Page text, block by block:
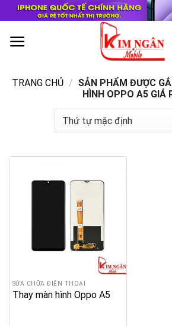
Skip
to
content
TRANG CHỦ / SẢN PHẨM ĐƯỢC
HÌNH OPPO A5 GIÁ
SỬA CHỮA ĐIỆN THOẠI
Thay màn hình Oppo A5